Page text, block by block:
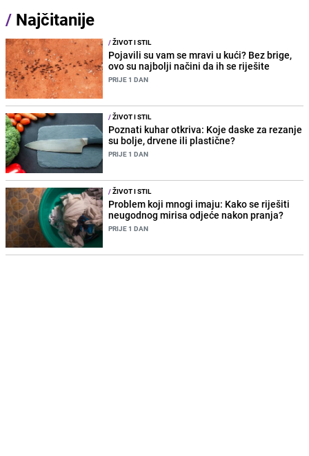
/ Najčitanije
/ŽIVOT I STIL
Pojavili su vam se mravi u kući? Bez brige,
ovo su najbolji načini da ih se riješite
PRIJE 1 DAN
/ŽIVOT I STIL
Poznati kuhar otkriva: Koje daske za rezanje
su bolje, drvene ili plastične?
PRIJE 1 DAN
/ŽIVOT I STIL
Problem koji mnogi imaju: Kako se riješiti
neugodnog mirisa odjeće nakon pranja?
PRIJE 1 DAN